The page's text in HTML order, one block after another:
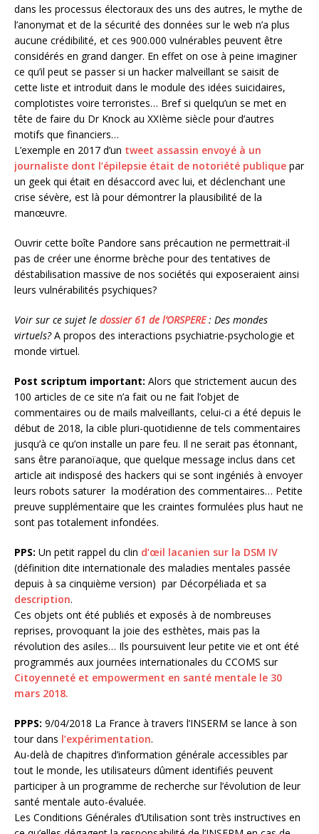
dans les processus électoraux des uns des autres, le mythe de
l’anonymat et de la sécurité des données sur le web n’a plus
aucune crédibilité, et ces 900.000 vulnérables peuvent être
considérés en grand danger. En effet on ose à peine imaginer
ce qu’il peut se passer si un hacker malveillant se saisit de
cette liste et introduit dans le module des idées suicidaires,
complotistes voire terroristes… Bref si quelqu’un se met en
tête de faire du Dr Knock au XXIème siècle pour d’autres
motifs que financiers…
L’exemple en 2017 d’un tweet assassin envoyé à un
journaliste dont l’épilepsie était de notoriété publique par
un geek qui était en désaccord avec lui, et déclenchant une
crise sévère, est là pour démontrer la plausibilité de la
manœuvre.
Ouvrir cette boîte Pandore sans précaution ne permettrait-il
pas de créer une énorme brèche pour des tentatives de
déstabilisation massive de nos sociétés qui exposeraient ainsi
leurs vulnérabilités psychiques?
Voir sur ce sujet le dossier 61 de l’ORSPERE: Des mondes
virtuels?A propos des interactions psychiatrie-psychologie et
monde virtuel.
Post scriptum important: Alors que strictement aucun des
100 articles de ce site n’a fait ou ne fait l’objet de
commentaires ou de mails malveillants, celui-ci a été depuis le
début de 2018, la cible pluri-quotidienne de tels commentaires
jusqu’à ce qu’on installe un pare feu. Il ne serait pas étonnant,
sans être paranoïaque, que quelque message inclus dans cet
article ait indisposé des hackers qui se sont ingéniés à envoyer
leurs robots saturer la modération des commentaires… Petite
preuve supplémentaire que les craintes formulées plus haut ne
sont pas totalement infondées.
PPS: Un petit rappel du clin d’œil lacanien sur la DSM IV
(définition dite internationale des maladies mentales passée
depuis à sa cinquième version) par Décorpéliada et sa
description.
Ces objets ont été publiés et exposés à de nombreuses
reprises, provoquant la joie des esthètes, mais pas la
révolution des asiles… Ils poursuivent leur petite vie et ont été
programmés aux journées internationales du CCOMS sur
Citoyenneté et empowerment en santé mentale le 30
mars 2018.
PPPS: 9/04/2018 La France à travers l’INSERM se lance à son
tour dans l’expérimentation.
Au-delà de chapitres d’information générale accessibles par
tout le monde, les utilisateurs dûment identifiés peuvent
participer à un programme de recherche sur l’évolution de leur
santé mentale auto-évaluée.
Les Conditions Générales d’Utilisation sont très instructives en